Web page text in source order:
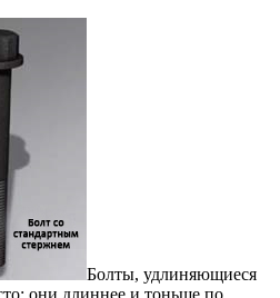
Болты, удлиняющиеся
они длиннее и тоньше по